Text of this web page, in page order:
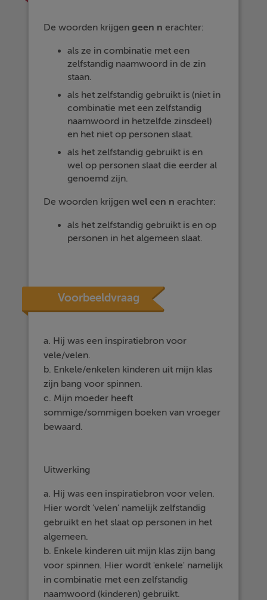
De woorden krijgengeen n erachter:
als ze in combinatie met een
zelfstandig naamwoord in de zin
staan.
als het zelfstandig gebruikt is (niet in
combinatie met een zelfstandig
naamwoord in hetzelfde zinsdeel)
en het niet op personen slaat.
als het zelfstandig gebruikt is en
wel op personen slaat die eerder al
genoemd zijn.
De woorden krijgenwel een n erachter:
als het zelfstandig gebruikt is en op
personen in het algemeen slaat.
Voorbeeldvraag
a. Hij was een inspiratiebron voor
vele/velen.
b. Enkele/enkelen kinderen uit mijn klas
zijn bang voor spinnen.
c. Mijn moeder heeft
sommige/sommigen boeken van vroeger
bewaard.
Uitwerking
a. Hij was een inspiratiebron voor velen.
Hier wordt 'velen' namelijk zelfstandig
gebruikt en het slaat op personen in het
algemeen.
b. Enkele kinderen uit mijn klas zijn bang
voor spinnen. Hier wordt 'enkele' namelijk
in combinatie met een zelfstandig
naamwoord (kinderen) gebruikt.